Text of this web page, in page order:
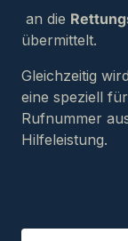
an die
übermittelt.
Gleichzeitig
eine speziell
Rufnummer
Hilfeleistung.